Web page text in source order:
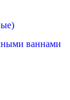
ваннами